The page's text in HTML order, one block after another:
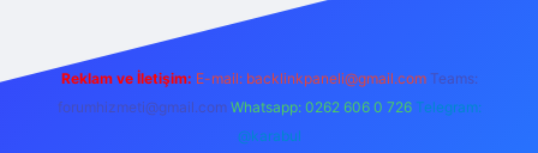
Reklam ve İletişim: E-mail: backlinkpaneli@gmail.com Teams:
forumhizmeti@gmail.com Whatsapp: 0262 606 0 726 Telegram:
@karabul